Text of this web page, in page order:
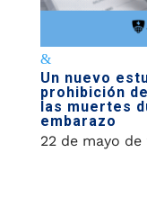
Un nuevo
prohibición
las muertes
embarazo
22 de mayo de